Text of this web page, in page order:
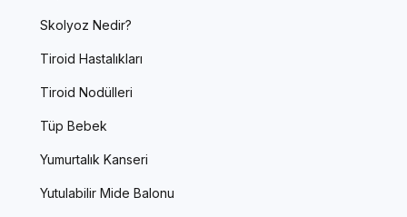
Skolyoz Nedir?
Tiroid Hastalıkları
Tiroid Nodülleri
Tüp Bebek
Yumurtalık Kanseri
Yutulabilir Mide Balonu